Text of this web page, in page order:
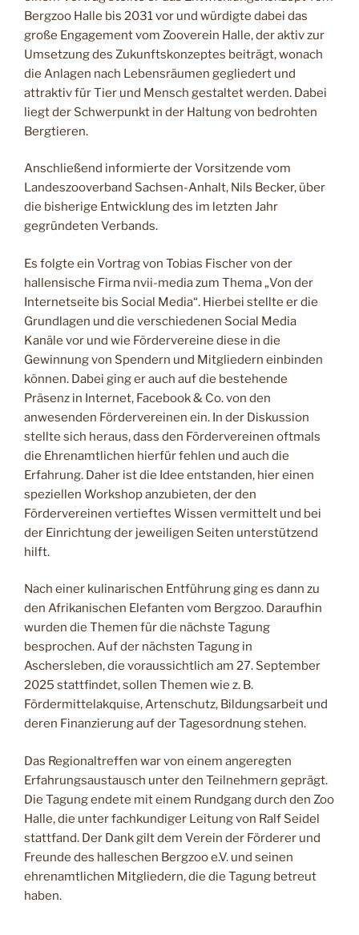
Bergzoo Halle bis 2031 vor und würdigte dabei das
große Engagement vom Zooverein Halle, der aktiv zur
Umsetzung des Zukunftskonzeptes beiträgt, wonach
die Anlagen nach Lebensräumen gegliedert und
attraktiv für Tier und Mensch gestaltet werden. Dabei
liegt der Schwerpunkt in der Haltung von bedrohten
Bergtieren.
Anschließend informierte der Vorsitzende vom
Landeszooverband Sachsen-Anhalt, Nils Becker, über
die bisherige Entwicklung des im letzten Jahr
gegründeten Verbands.
Es folgte ein Vortrag von Tobias Fischer von der
hallensische Firma nvii-media zum Thema „Von der
Internetseite bis Social Media“. Hierbei stellte er die
Grundlagen und die verschiedenen Social Media
Kanäle vor und wie Fördervereine diese in die
Gewinnung von Spendern und Mitgliedern einbinden
können. Dabei ging er auch auf die bestehende
Präsenz in Internet, Facebook & Co. von den
anwesenden Fördervereinen ein. In der Diskussion
stellte sich heraus, dass den Fördervereinen oftmals
die Ehrenamtlichen hierfür fehlen und auch die
Erfahrung. Daher ist die Idee entstanden, hier einen
speziellen Workshop anzubieten, der den
Fördervereinen vertieftes Wissen vermittelt und bei
der Einrichtung der jeweiligen Seiten unterstützend
hilft.
Nach einer kulinarischen Entführung ging es dann zu
den Afrikanischen Elefanten vom Bergzoo. Daraufhin
wurden die Themen für die nächste Tagung
besprochen. Auf der nächsten Tagung in
Aschersleben, die voraussichtlich am 27. September
2025 stattfindet, sollen Themen wie z. B.
Fördermittelakquise, Artenschutz, Bildungsarbeit und
deren Finanzierung auf der Tagesordnung stehen.
Das Regionaltreffen war von einem angeregten
Erfahrungsaustausch unter den Teilnehmern geprägt.
Die Tagung endete mit einem Rundgang durch den Zoo
Halle, die unter fachkundiger Leitung von Ralf Seidel
stattfand. Der Dank gilt dem Verein der Förderer und
Freunde des halleschen Bergzoo e.V. und seinen
ehrenamtlichen Mitgliedern, die die Tagung betreut
haben.